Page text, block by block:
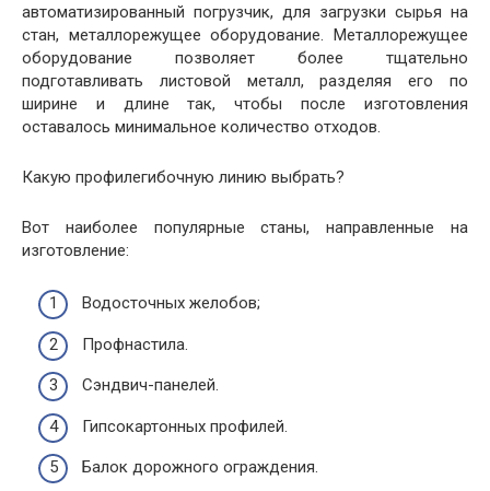
автоматизированный погрузчик, для загрузки сырья на
стан, металлорежущее оборудование. Металлорежущее
оборудование позволяет более тщательно
подготавливать листовой металл, разделяя его по
ширине и длине так, чтобы после изготовления
оставалось минимальное количество отходов.
Какую профилегибочную линию выбрать?
Вот наиболее популярные станы, направленные на
изготовление:
Водосточных желобов;
Профнастила.
Сэндвич-панелей.
Гипсокартонных профилей.
Балок дорожного ограждения.